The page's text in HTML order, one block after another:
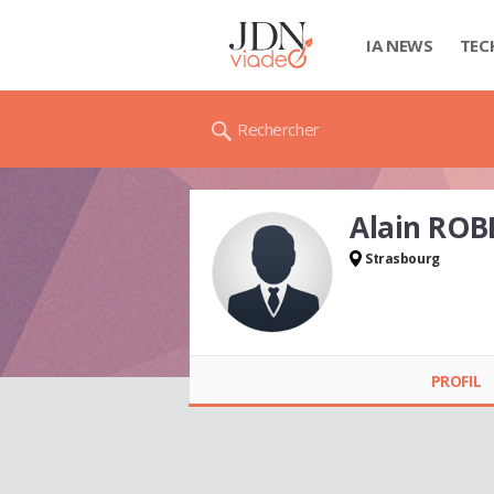
IA NEWS
Rechercher
Alain
Strasbourg
PROFIL